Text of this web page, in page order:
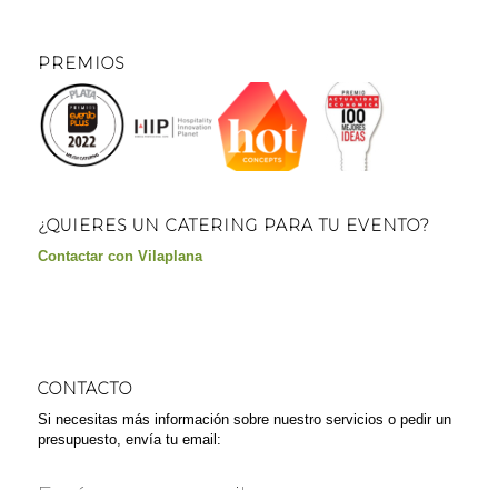
PREMIOS
¿QUIERES UN CATERING PARA TU EVENTO?
Contactar con Vilaplana
CONTACTO
Si necesitas más información sobre nuestro servicios o pedir un
presupuesto, envía tu email: